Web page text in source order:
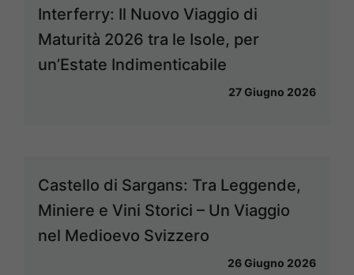
Interferry: Il Nuovo Viaggio di
Maturità 2026 tra le Isole, per
un’Estate Indimenticabile
27 Giugno 2026
Castello di Sargans: Tra Leggende,
Miniere e Vini Storici – Un Viaggio
nel Medioevo Svizzero
26 Giugno 2026